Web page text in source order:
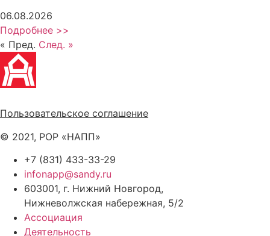
06.08.2026
Подробнее >>
« Пред. След. »
Пользовательское соглашение
© 2021, РОР «НАПП»
+7 (831) 433-33-29
infonapp@sandy.ru
603001, г. Нижний Новгород,
Нижневолжская набережная, 5/2
Ассоциация
Деятельность